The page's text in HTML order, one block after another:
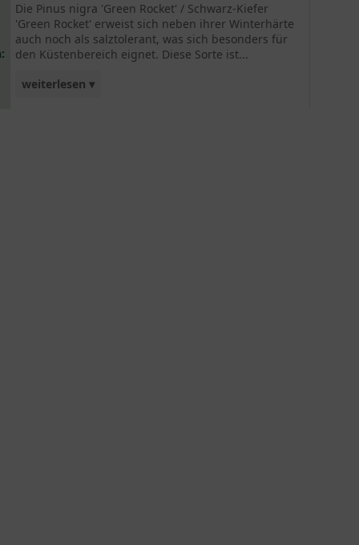
Die Pinus nigra 'Green Rocket' / Schwarz-Kiefer
'Green Rocket' erweist sich neben ihrer Winterhärte
auch noch als salztolerant, was sich besonders für
den Küstenbereich eignet. Diese Sorte ist...
weiterlesen ▾